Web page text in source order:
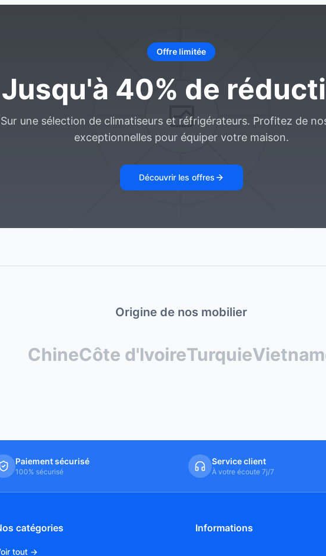
Offre limitée
Jusqu'à 40% de
Sur une sélection de climatiseurs et réfrigérateurs. Profitez de
exceptionnelles pour équiper votre maison.
Découvrir les offres
Origine de nos mobilier
ChineCôte d'IvoireTurquie
Paiement sécurisé
100% sécurisé
Service client
À votre écoute 7j/7
catégories
tout →
Informations